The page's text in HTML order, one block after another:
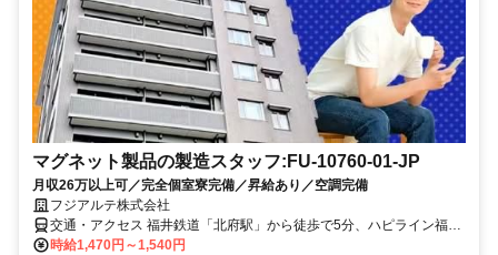
マグネット製品の製造スタッフ:FU-10760-01-JP
月収26万以上可／完全個室寮完備／昇給あり／空調完備
フジアルテ株式会社
交通・アクセス 福井鉄道「北府駅」から徒歩で5分、ハピライン福井
「武生駅」から徒歩で15分
時給1,470円～1,540円